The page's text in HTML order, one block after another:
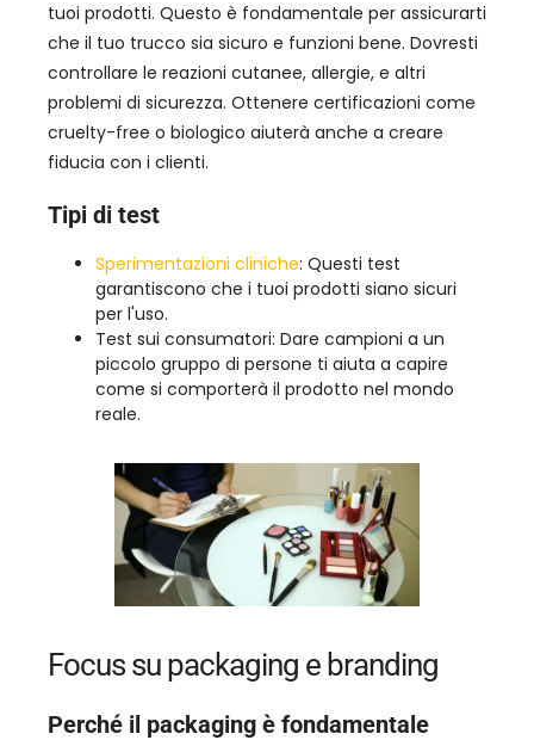
tuoi prodotti. Questo è fondamentale per assicurarti
che il tuo trucco sia sicuro e funzioni bene. Dovresti
controllare le reazioni cutanee, allergie, e altri
problemi di sicurezza. Ottenere certificazioni come
cruelty-free o biologico aiuterà anche a creare
fiducia con i clienti.
Tipi di test
Sperimentazioni cliniche: Questi test
garantiscono che i tuoi prodotti siano sicuri
per l'uso.
Test sui consumatori: Dare campioni a un
piccolo gruppo di persone ti aiuta a capire
come si comporterà il prodotto nel mondo
reale.
Focus su packaging e branding
Perché il packaging è fondamentale